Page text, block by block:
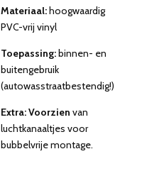
Materiaal:hoogwaardig
PVC-vrij vinyl
Toepassing:binnen- en
buitengebruik
(autowasstraatbestendig!)
Extra: Voorzien van
luchtkanaaltjes voor
bubbelvrije montage.